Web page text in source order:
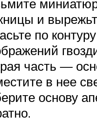
и
по контуру
часть —
в нее
основу